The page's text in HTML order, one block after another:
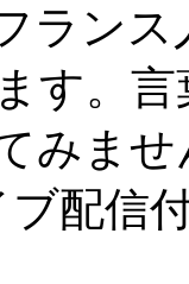
ラン
す。
みま
配信